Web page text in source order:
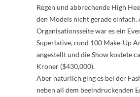
Regen und abbrechende High
den Models nicht gerade einfach.
Organisationsseite war es ein
Superlative, rund 100 Make-Up
angestellt und die Show kostete
Kroner ($430,000).
Aber natürlich ging es bei der
neben all dem beeindruckenden